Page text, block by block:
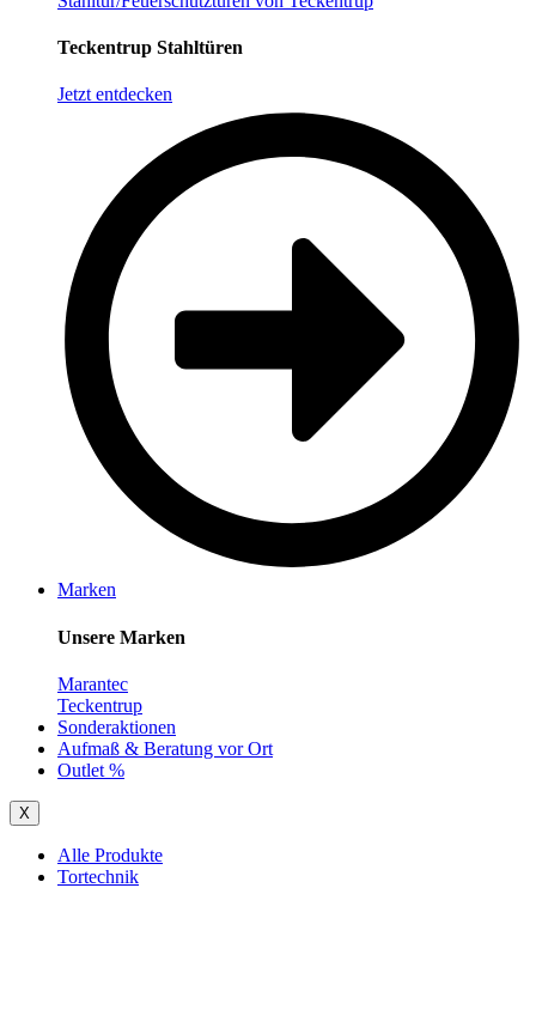
Teckentrup Stahltüren
Jetzt entdecken
Marken
Unsere Marken
Marantec
Teckentrup
Sonderaktionen
Aufmaß & Beratung vor Ort
Outlet %
X
Alle Produkte
Tortechnik